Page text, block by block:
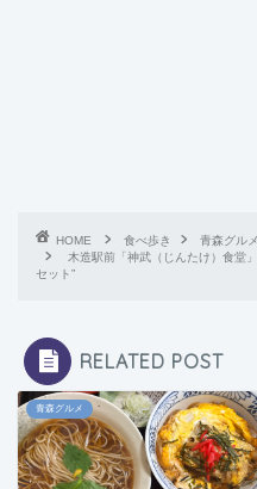
HOME 食べ歩き
青森グルメ
木造駅前「神武（じんたけ）食堂
セット”
RELATED POST
青森グルメ